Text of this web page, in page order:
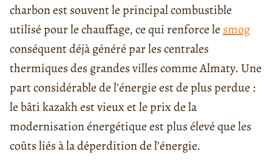
charbon est souvent le principal combustible
utilisé pour le chauffage, ce qui renforce le smog
conséquent déjà généré par les centrales
thermiques des grandes villes comme Almaty. Une
part considérable de l’énergie est de plus perdue :
le bâti kazakh est vieux et le prix de la
modernisation énergétique est plus élevé que les
coûts liés à la déperdition de l’énergie.